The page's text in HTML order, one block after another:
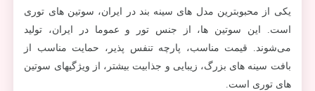
یکی از محبوبترین مدل های سینه بند در ایران، سوتین های توری
است. این سوتین ها، از جنس تور و عموما در ایران، تولید
می‌شوند. قیمت مناسب، پارچه تنفس پذیر، حمایت مناسب از
بافت سینه های بزرگ، زیبایی و جذابیت بیشتر، از ویژگیهای سوتین
های توری است.